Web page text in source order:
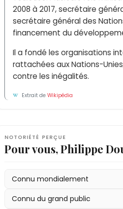
2008 à 2017, secrétaire
secrétaire général des
financement du
Il a fondé les organisations
rattachées aux Nations-
contre les inégalités.
Extrait deWikipédia
NOTORIÉTÉ PERÇUE
Pour vous, Philippe
Connu mondialement
Connu du grand public